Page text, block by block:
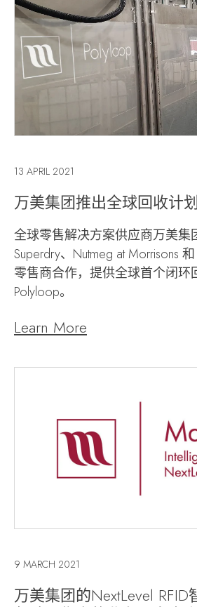
13 APRIL 2021
万美集团推出全球回收计划
全球零售解决方案供应商万美集
Superdry、Nutmeg at Morrisons
零售商合作，提供全球首个闭环
Polyloop。
Learn More
9 MARCH 2021
万美集团的NextLevel